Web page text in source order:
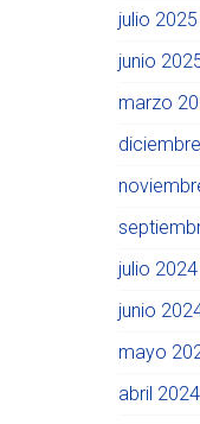
julio 2025
junio
marzo
julio 2024
junio
mayo
abril 2024